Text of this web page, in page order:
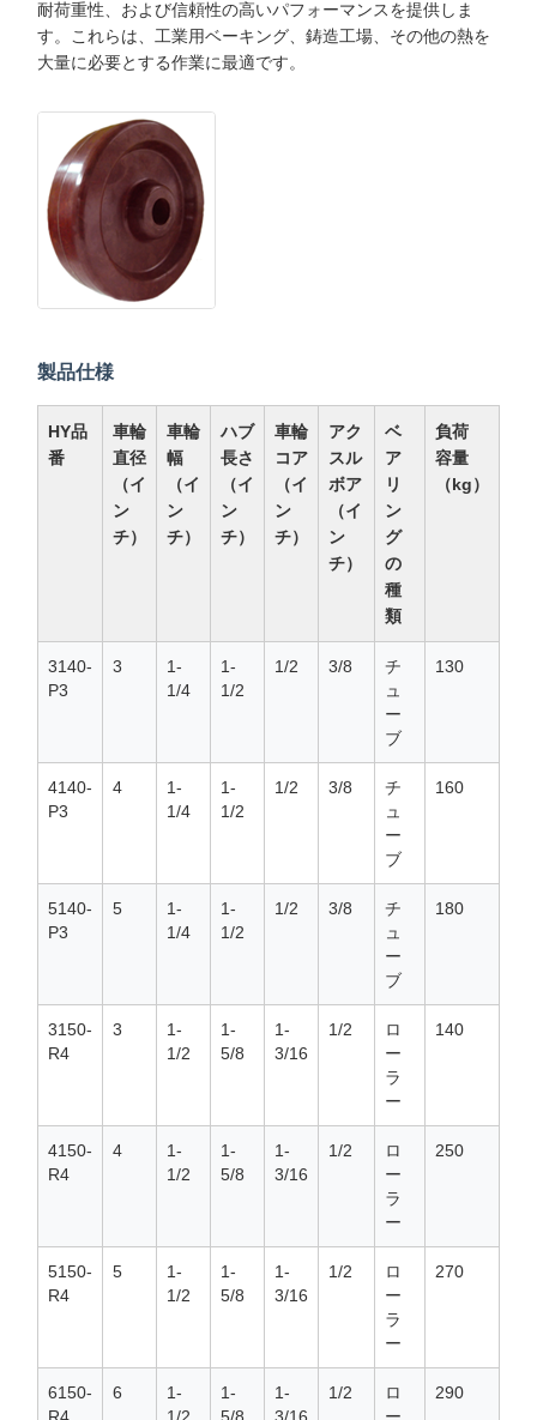
耐荷重性、および信頼性の高いパフォーマンスを提供しま
す。これらは、工業用ベーキング、鋳造工場、その他の熱を
大量に必要とする作業に最適です。
製品仕様
HY品
番
車輪
直径
（イ
ン
チ）
車輪
幅
（イ
ン
チ）
ハブ
長さ
（イ
ン
チ）
車輪
コア
（イ
ン
チ）
アク
スル
ボア
（イ
ン
チ）
ベ
ア
リ
ン
グ
の
種
類
負荷
容量
（kg）
3140-
P3
3
1-
1/4
1-
1/2
1/2 3/8
チ
ュ
ー
ブ
130
4140-
P3
4
1-
1/4
1-
1/2
1/2 3/8
チ
ュ
ー
ブ
160
5140-
P3
5
1-
1/4
1-
1/2
1/2 3/8
チ
ュ
ー
ブ
180
3150-
R4
3
1-
1/2
1-
5/8
1-
3/16
1/2
ロ
ー
ラ
ー
140
4150-
R4
4
1-
1/2
1-
5/8
1-
3/16
1/2
ロ
ー
ラ
ー
250
5150-
R4
5
1-
1/2
1-
5/8
1-
3/16
1/2
ロ
ー
ラ
ー
270
6150-
6
1-
1-
1-
1/2
ロ
290